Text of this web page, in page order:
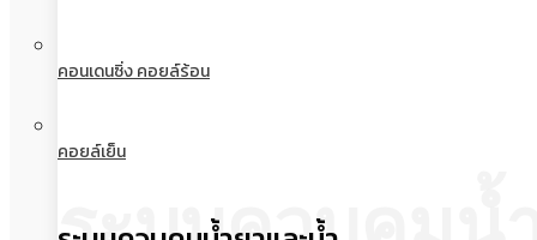
คอนเดนซิ่ง คอยล์ร้อน
คอยล์เย็น